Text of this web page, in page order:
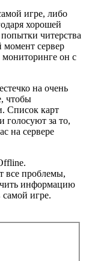
игре, либо
хорошей
читерства
момент сервер
мониторинге он с
на очень
чтобы
Список карт
голосуют за то,
на сервере
все проблемы,
информацию
самой игре.